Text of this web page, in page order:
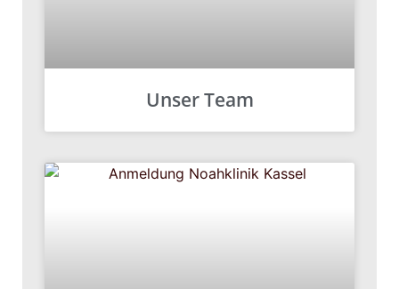
Unser Team